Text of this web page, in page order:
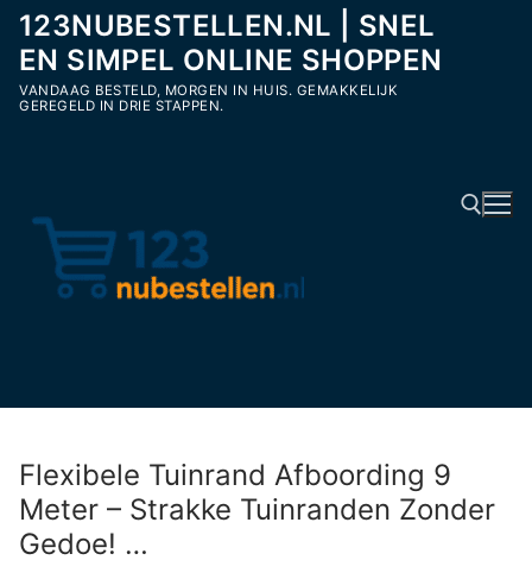
Ga
naar
de
inhoud
123NUBESTELLEN.NL | SNEL
EN SIMPEL ONLINE SHOPPEN
VANDAAG BESTELD, MORGEN IN HUIS. GEMAKKELIJK
GEREGELD IN DRIE STAPPEN.
Zoeken naar:
Flexibele Tuinrand Afboording 9
Meter – Strakke Tuinranden Zonder
Gedoe! …